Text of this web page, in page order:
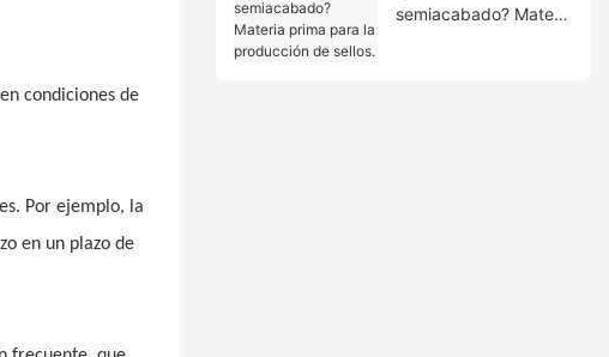
condiciones de
Por ejemplo, la
en un plazo de
semiacabado? Materia